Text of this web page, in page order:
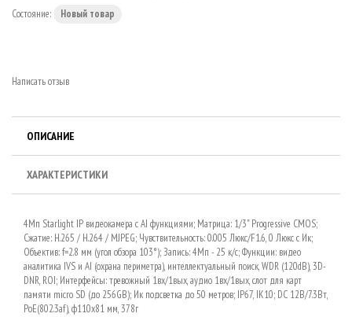
Состояние: Новый товар
Написать отзыв
ОПИСАНИЕ
ХАРАКТЕРИСТИКИ
4Мп Starlight IP видеокамера с AI функциями; Матрица: 1/3" Progressive CMOS;
Сжатие: H.265 / H.264 / MJPEG; Чувствительность: 0.005 Люкс/F1.6, 0 Люкс c Ик;
Объектив: f=2.8 мм (угол обзора 103°); Запись: 4Мп - 25 к/с; Функции: видео
аналитика IVS и AI (охрана периметра), интеллектуальный поиск, WDR (120dB), 3D-
DNR, ROI; Интерфейсы: тревожный 1вх/1вых, аудио 1вх/1вых, слот для карт
памяти micro SD (до 256GB); Ик подсветка до 50 метров; IP67, IK10; DC 12В/7.3Вт,
PoE(802.3af), ф110х81 мм, 378г